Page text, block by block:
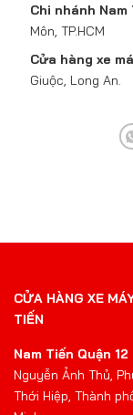
Chi nhánh Nam
Môn, TP.HCM
Cửa hàng xe
Giuộc, Long An.
CỬA HÀNG XE
TIẾN
Nam Tiến Quận 12
Nguyễn Ảnh Thủ,
Thới Hiệp, Thành